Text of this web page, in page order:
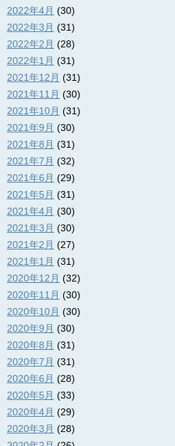
2022年4月 (30)
2022年3月 (31)
2022年2月 (28)
2022年1月 (31)
2021年12月 (31)
2021年11月 (30)
2021年10月 (31)
2021年9月 (30)
2021年8月 (31)
2021年7月 (32)
2021年6月 (29)
2021年5月 (31)
2021年4月 (30)
2021年3月 (30)
2021年2月 (27)
2021年1月 (31)
2020年12月 (32)
2020年11月 (30)
2020年10月 (30)
2020年9月 (30)
2020年8月 (31)
2020年7月 (31)
2020年6月 (28)
2020年5月 (33)
2020年4月 (29)
2020年3月 (28)